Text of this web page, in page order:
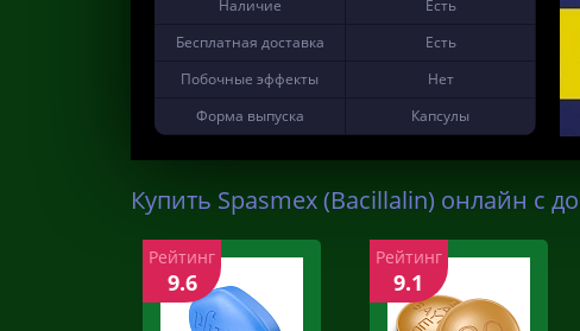
Наличие
Есть
Бесплатная доставка
Есть
Побочные эффекты
Нет
Форма выпуска
Капсулы
Купить Spasmex (Bacillalin) онлайн с
Рейтинг
9.6
Рейтинг
9.1